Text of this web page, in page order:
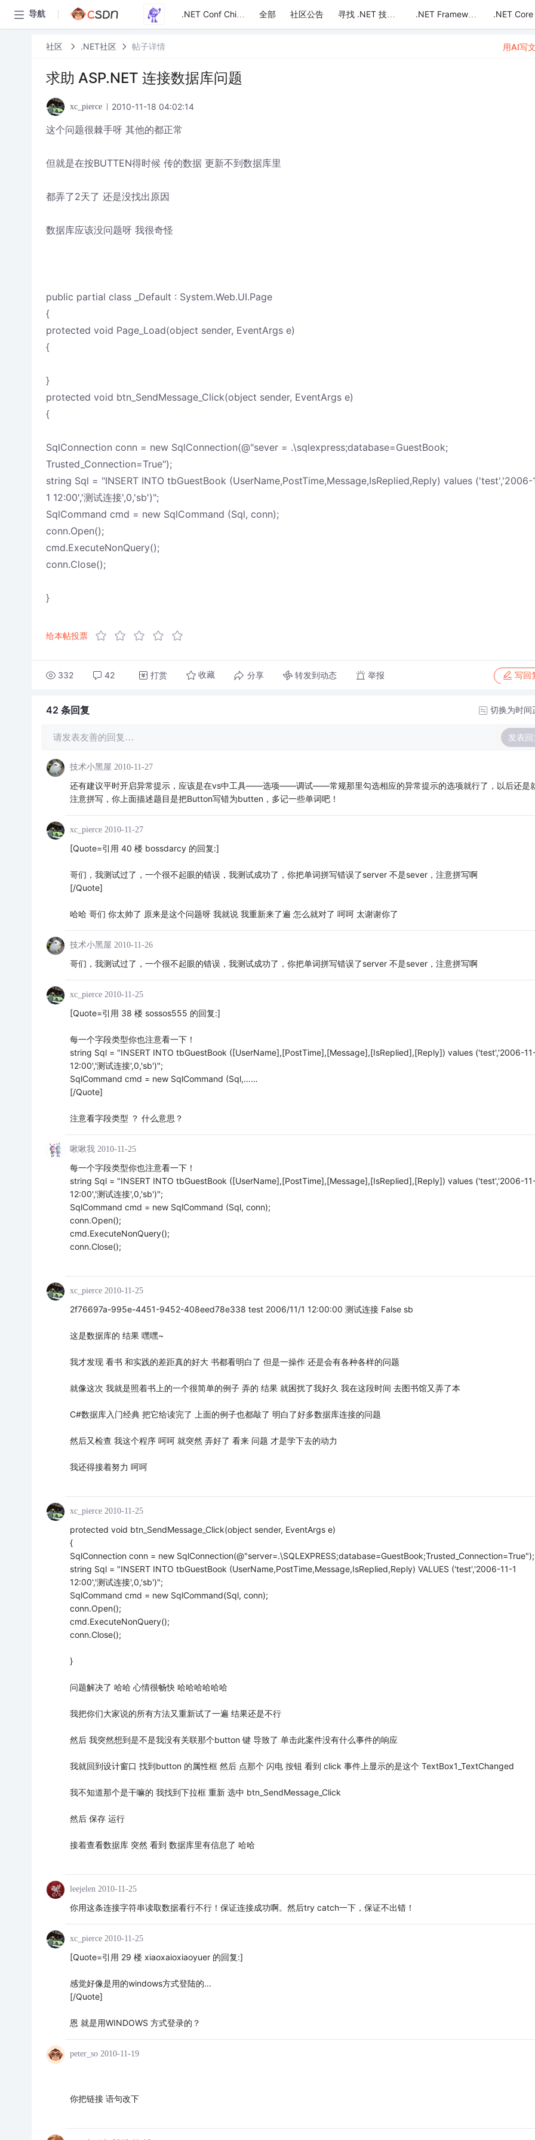
导航 .NET Conf China 全部 社区公告 寻找 .NET 技术达人 .NET Framework .NET Core
社区 .NET社区 帖子详情
求助 ASP.NET 连接数据库问题
xc_pierce 2010-11-18 04:02:14
这个问题很棘手呀 其他的都正常
但就是在按BUTTEN得时候 传的数据 更新不到数据库里
都弄了2天了 还是没找出原因
数据库应该没问题呀 我很奇怪
public partial class _Default : System.Web.UI.Page
{
protected void Page_Load(object sender, EventArgs e)
{
}
protected void btn_SendMessage_Click(object sender, EventArgs e)
{
SqlConnection conn = new SqlConnection(@"sever = .\sqlexpress;database=GuestBook;
Trusted_Connection=True");
string Sql = "INSERT INTO tbGuestBook (UserName,PostTime,Message,IsReplied,Reply) values ('test','2006-
1 12:00','测试连接',0,'sb')";
SqlCommand cmd = new SqlCommand (Sql, conn);
conn.Open();
cmd.ExecuteNonQuery();
conn.Close();
}
给本帖投票
332 42 打赏 收藏 分享 转发到动态 举报 写回
用AI写
42 条回复 切换为时间
请发表友善的回复… 发表回
技术小黑屋 2010-11-27
还有建议平时开启异常提示，应该是在vs中工具——选项——调试——常规那里勾选相应的异常提示的选项就行了，以后还是
注意拼写，你上面描述题目是把Button写错为butten，多记一些单词吧！
xc_pierce 2010-11-27
[Quote=引用 40 楼 bossdarcy 的回复:]
哥们，我测试过了，一个很不起眼的错误，我测试成功了，你把单词拼写错误了server 不是sever，注意拼写啊
[/Quote]
哈哈 哥们 你太帅了 原来是这个问题呀 我就说 我重新来了遍 怎么就对了 呵呵 太谢谢你了
技术小黑屋 2010-11-26
哥们，我测试过了，一个很不起眼的错误，我测试成功了，你把单词拼写错误了server 不是sever，注意拼写啊
xc_pierce 2010-11-25
[Quote=引用 38 楼 sossos555 的回复:]
每一个字段类型你也注意看一下！
string Sql = "INSERT INTO tbGuestBook ([UserName],[PostTime],[Message],[IsReplied],[Reply]) values ('test','2006-
12:00','测试连接',0,'sb')";
SqlCommand cmd = new SqlCommand (Sql,……
[/Quote]
注意看字段类型 ？ 什么意思？
啾啾我 2010-11-25
每一个字段类型你也注意看一下！
string Sql = "INSERT INTO tbGuestBook ([UserName],[PostTime],[Message],[IsReplied],[Reply]) values ('test','2006-
12:00','测试连接',0,'sb')";
SqlCommand cmd = new SqlCommand (Sql, conn);
conn.Open();
cmd.ExecuteNonQuery();
conn.Close();
xc_pierce 2010-11-25
2f76697a-995e-4451-9452-408eed78e338 test 2006/11/1 12:00:00 测试连接 False sb
这是数据库的 结果 嘿嘿~
我才发现 看书 和实践的差距真的好大 书都看明白了 但是一操作 还是会有各种各样的问题
就像这次 我就是照着书上的一个很简单的例子 弄的 结果 就困扰了我好久 我在这段时间 去图书馆又弄了本
C#数据库入门经典 把它给读完了 上面的例子也都敲了 明白了好多数据库连接的问题
然后又检查 我这个程序 呵呵 就突然 弄好了 看来 问题 才是学下去的动力
我还得接着努力 呵呵
xc_pierce 2010-11-25
protected void btn_SendMessage_Click(object sender, EventArgs e)
{
SqlConnection conn = new SqlConnection(@"server=.\SQLEXPRESS;database=GuestBook;Trusted_Connection=True");
string Sql = "INSERT INTO tbGuestBook (UserName,PostTime,Message,IsReplied,Reply) VALUES ('test','2006-11-1
12:00','测试连接',0,'sb')";
SqlCommand cmd = new SqlCommand(Sql, conn);
conn.Open();
cmd.ExecuteNonQuery();
conn.Close();
}
问题解决了 哈哈 心情很畅快 哈哈哈哈哈哈
我把你们大家说的所有方法又重新试了一遍 结果还是不行
然后 我突然想到是不是我没有关联那个button 键 导致了 单击此案件没有什么事件的响应
我就回到设计窗口 找到button 的属性框 然后 点那个 闪电 按钮 看到 click 事件上显示的是这个 TextBox1_TextChanged
我不知道那个是干嘛的 我找到下拉框 重新 选中 btn_SendMessage_Click
然后 保存 运行
接着查看数据库 突然 看到 数据库里有信息了 哈哈
leejelen 2010-11-25
你用这条连接字符串读取数据看行不行！保证连接成功啊。然后try catch一下，保证不出错！
xc_pierce 2010-11-25
[Quote=引用 29 楼 xiaoxaioxiaoyuer 的回复:]
感觉好像是用的windows方式登陆的...
[/Quote]
恩 就是用WINDOWS 方式登录的？
peter_so 2010-11-19
你把链接 语句改下